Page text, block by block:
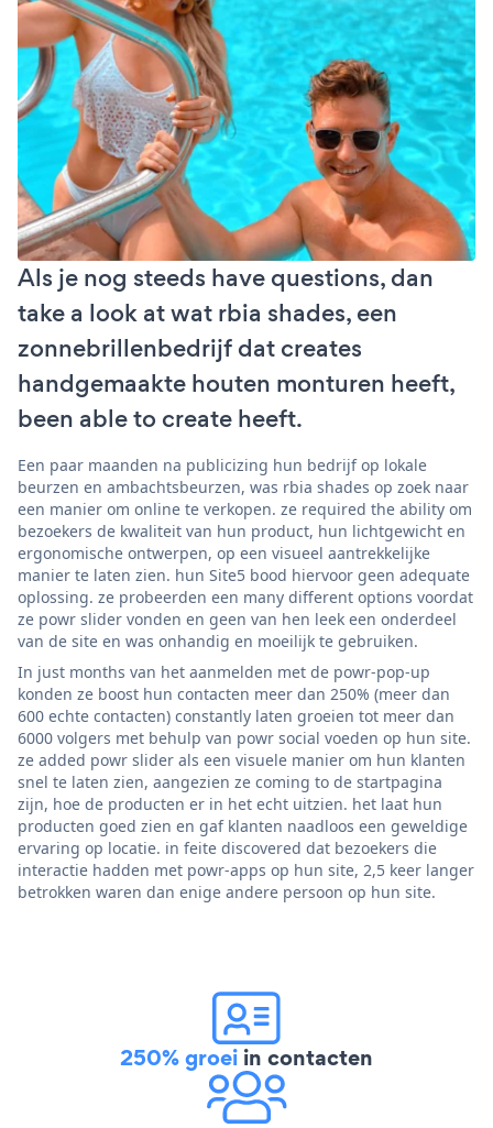
Als je nog steeds have questions, dan
take a look at wat rbia shades, een
zonnebrillenbedrijf dat creates
handgemaakte houten monturen heeft,
been able to create heeft.
Een paar maanden na publicizing hun bedrijf op lokale
beurzen en ambachtsbeurzen, was rbia shades op zoek naar
een manier om online te verkopen. ze required the ability om
bezoekers de kwaliteit van hun product, hun lichtgewicht en
ergonomische ontwerpen, op een visueel aantrekkelijke
manier te laten zien. hun Site5 bood hiervoor geen adequate
oplossing. ze probeerden een many different options voordat
ze powr slider vonden en geen van hen leek een onderdeel
van de site en was onhandig en moeilijk te gebruiken.
In just months van het aanmelden met de powr-pop-up
konden ze boost hun contacten meer dan 250% (meer dan
600 echte contacten) constantly laten groeien tot meer dan
6000 volgers met behulp van powr social voeden op hun site.
ze added powr slider als een visuele manier om hun klanten
snel te laten zien, aangezien ze coming to de startpagina
zijn, hoe de producten er in het echt uitzien. het laat hun
producten goed zien en gaf klanten naadloos een geweldige
ervaring op locatie. in feite discovered dat bezoekers die
interactie hadden met powr-apps op hun site, 2,5 keer langer
betrokken waren dan enige andere persoon op hun site.
250% groei in contacten